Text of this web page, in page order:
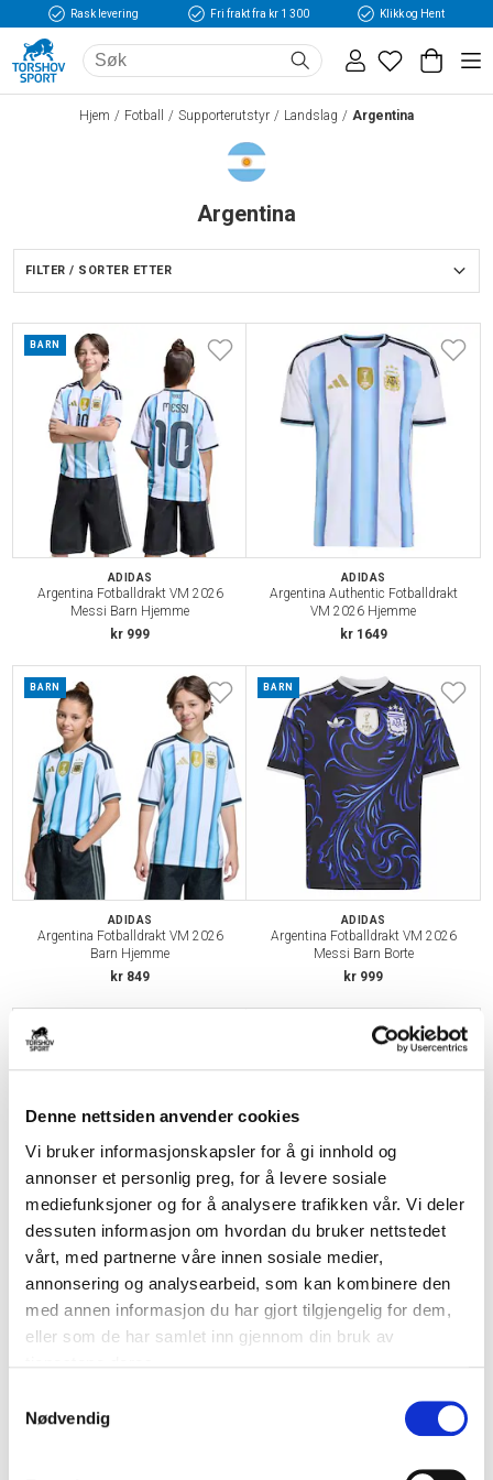
Denne nettsiden anvender cookies
Vi bruker informasjonskapsler for å gi innhold og
annonser et personlig preg, for å levere sosiale
mediefunksjoner og for å analysere trafikken vår. Vi deler
dessuten informasjon om hvordan du bruker nettstedet
vårt, med partnerne våre innen sosiale medier,
annonsering og analysearbeid, som kan kombinere den
med annen informasjon du har gjort tilgjengelig for dem,
eller som de har samlet inn gjennom din bruk av
Nødvendig
Rask levering Fri frakt fra kr 1 300 Klikk og Hent
Hjem Fotball Supporterutstyr Landslag Argentina
Argentina
FILTER / SORTER ETTER
BARN
ADIDAS
Argentina Fotballdrakt VM 2026
Messi Barn Hjemme
kr 999
ADIDAS
Argentina Authentic Fotballdrakt
VM 2026 Hjemme
kr 1649
BARN
ADIDAS
Argentina Fotballdrakt VM 2026
Barn Hjemme
kr 849
BARN
ADIDAS
Argentina Fotballdrakt VM 2026
Messi Barn Borte
kr 999
BARN
ADIDAS
Argentina Fotballdrakt VM 2026
Barn Borte
kr 849
ADIDAS
Argentina VM 2026 Tiro
kr 699